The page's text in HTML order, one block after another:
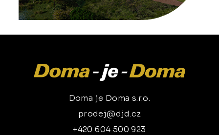
Doma je Doma s.r.o.
prodej@djd.cz
+420 604 500 923